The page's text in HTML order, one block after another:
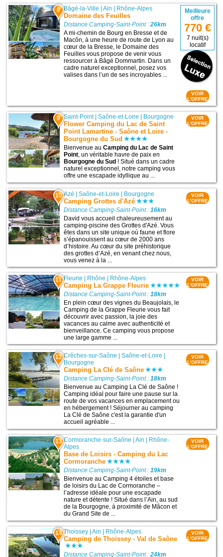
8 Bâgé-la-Ville |Ain Rhône-Alpes
Domaine des Feuilles
Distance Camping-Saint-Point :26km
A mi-chemin de Bourg en Bresse et de
Macôn, à une heure de route de Lyon au
cœur de la Bresse, le Domaine des
Feuilles vous propose de venir vous
ressourcer à Bâgé Dommartin. Dans un
cadre naturel exceptionnel, posez vos
valises dans l’un de ses incroyables ...
Meilleure
offre
770 €
7 nuit(s)
locatif
VOIR
L'OFFRE
9 Saint-Point|Saône-et-Loire Bourgogne
Flower Camping du Lac de Saint
Point Lamartine - Saône et Loire -
Bourgogne du Sud
Bienvenue auCamping du Lac de Saint
Point, un véritable havre de paix en
Bourgogne du Sud ! Situé dans un cadre
naturel exceptionnel, notre camping vous
offre une escapade idyllique au ...
VOIR
L'OFFRE
10 Azé |Saône-et-Loire | Bourgogne
Camping Grottes d'Azé
Distance Camping-Saint-Point :16km
David vous accueil chaleureusement au
camping-piscine des Grottes d'Azé. Vous
êtes dans un site unique où faune et flore
s’épanouissent au cœur de 2000 ans
d’histoire. Au cœur du site préhistorique
des grottes d’Azé, en venant chez nous,
vous venez à la ...
VOIR
L'OFFRE
11 Fleurie | Rhône | Rhône-Alpes
Camping La Grappe Fleurie
Distance Camping-Saint-Point :18km
En plein cœur des vignes du Beaujolais, le
Camping de la Grappe Fleurie vous fait
découvrir avec passion, la joie des
vacances au calme avec authenticité et
bienveillance. Ce camping vous propose
une large gamme ...
VOIR
L'OFFRE
12 Crêches-sur-Saône |Saône-et-Loire
Bourgogne
Camping La Clé de Saône
Distance Camping-Saint-Point :18km
Bienvenue au Camping La Clé de Saône !
Camping idéal pour faire une pause sur la
route de vos vacances en emplacement ou
en hébergement ! Séjourner au camping
La Clé de Saône c'est la garantie d'un
accueil agréable ...
VOIR
L'OFFRE
13 Cormoranche-sur-Saône |Ain
Rhône-
Alpes
Base de Loisirs - Camping du Lac
Cormoranche
Distance Camping-Saint-Point :19km
Bienvenue au Camping 4 étoiles et base
de loisirs du Lac de Cormoranche –
l’adresse idéale pour une escapade
nature et détente ! Situé dans l’Ain, au sud
de la Bourgogne, à proximité de Mâcon et
du Grand Site de ...
VOIR
L'OFFRE
14 Thoissey |Ain Rhône-Alpes
Camping de Thoissey - Val de Saône
Distance Camping-Saint-Point :24km
VOIR
L'OFFRE